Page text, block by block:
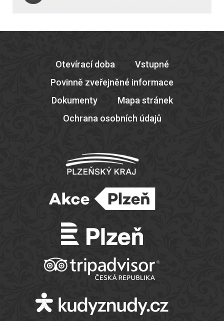
Otevírací doba
Vstupné
Povinně zveřejněné informace
Dokumenty
Mapa stránek
Ochrana osobních údajů